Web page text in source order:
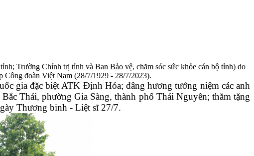
Trường Chính trị tỉnh và Ban Bảo vệ, chăm sóc sức khỏe cán bộ tỉnh) do
đoàn Việt Nam (28/7/1929 - 28/7/2023).
gia đặc biệt ATK Định Hóa; dâng hương tưởng niệm các anh
Thái, phường Gia Sàng, thành phố Thái Nguyên; thăm tặng
Thương binh - Liệt sĩ 27/7.